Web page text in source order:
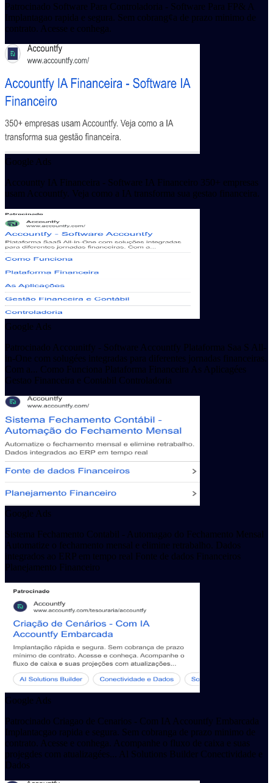
Patrocinado Software Para Controladoria - Software Para FP& A
Implantagao rapida e segura. Sem cobrang¢a de prazo minimo de
contrato. Acesse e conhega.
Google Ads
Accountty IA Financeira - Software IA Financeiro 350+ empresas
usam Accountfy. Veja como a IA transforma sua gestao financeira.
Google Ads
Patrocinado Accounitfy - Software Accountfy Plataforma Saa S All-
in-One com solugées integradas para diferentes jornadas financeiras.
Com a... Como Funciona Plataforma Financeira As Aplicagées
Gestao Financeira e Contabil Controladoria
Google Ads
Sistema Fechamento Contabil - Automagao do Fechamento Mensal
Automatize o fechamento mensal e elimine retrabalho. Dados
integrados ao ERP em tempo real Fonte de dados Financeiros
Planejamento Financeiro
Google Ads
Patrocinado Criagao de Cenarios - Com IA Accountfy Embarcada
Implantacgao rapida e segura. Sem cobranga de prazo minimo de
contrato. Acesse e conhega. Acompanhe o fluxo de caixa e suas
projegdes com atualizagées... Al Solutions Builder Conectividade e
Dados